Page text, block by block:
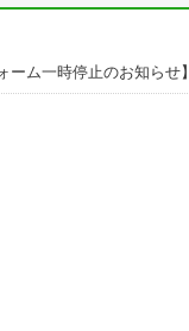
ーム一時停止のお知らせ】